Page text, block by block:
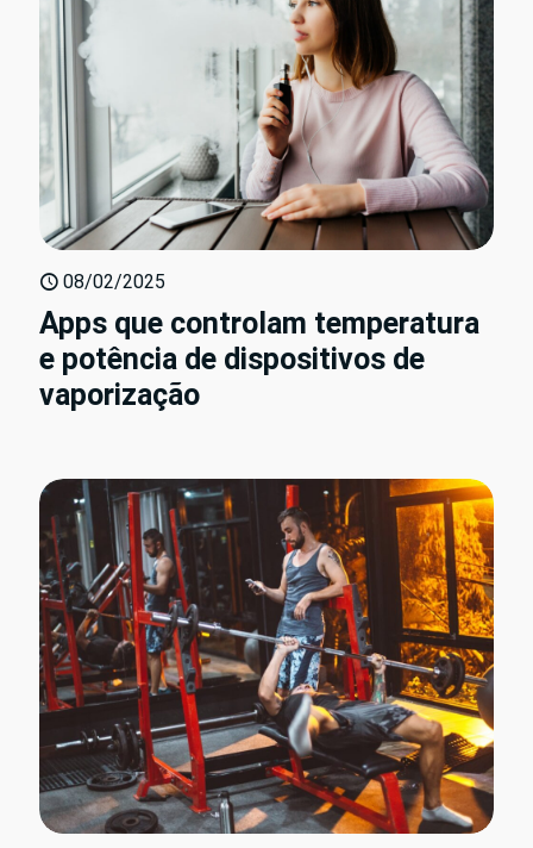
08/02/2025
Apps que controlam temperatura
e potência de dispositivos de
vaporização